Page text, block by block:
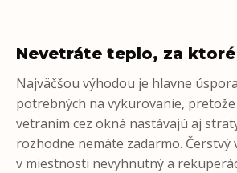
Nevetráte teplo, za
Najväčšou výhodou je hlavne
potrebných na vykurovanie,
vetraním cez okná nastávajú aj
rozhodne nemáte zadarmo. Čerstvý
v miestnosti nevyhnutný a